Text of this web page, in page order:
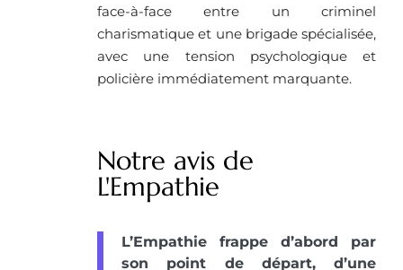
face-à-face entre un criminel
charismatique et une brigade spécialisée,
avec une tension psychologique et
policière immédiatement marquante.
Notre avis de
L'Empathie
L’Empathie frappe d’abord par
son point de départ, d’une